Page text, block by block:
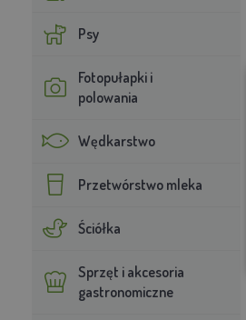
Psy
Fotopułapki i
polowania
Wędkarstwo
Przetwórstwo mleka
Ściółka
Sprzęt i akcesoria
gastronomiczne